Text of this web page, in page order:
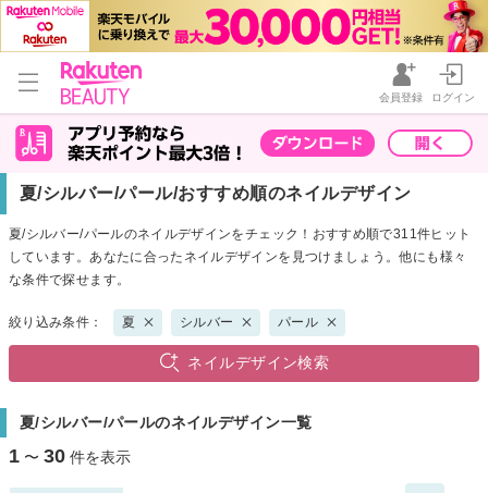
会員登録 ログイン
夏/シルバー/パール/おすすめ順のネイルデザイン
夏/シルバー/パールのネイルデザインをチェック！おすすめ順で311件ヒット
しています。あなたに合ったネイルデザインを見つけましょう。他にも様々
な条件で探せます。
絞り込み条件： 夏 シルバー パール
ネイルデザイン検索
夏/シルバー/パールのネイルデザイン一覧
1 〜 30 件を表示